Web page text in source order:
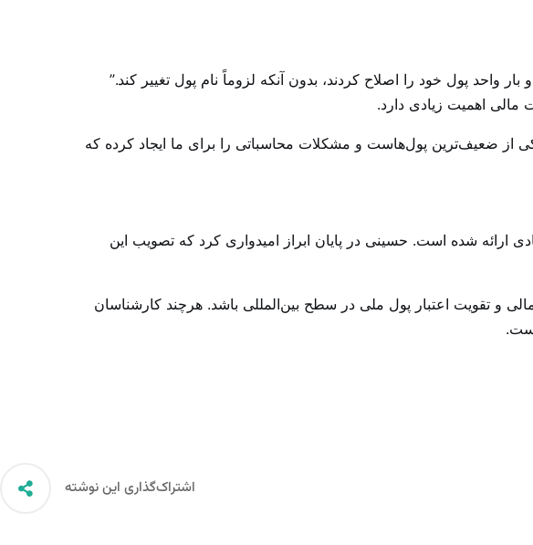
با اشاره به تجربه کشورهای همسایه افزود: “کشورهایی مانند ترکیه در سال‌های ۲۰۰۳ و ۲۰۰۵ دو بار واحد پول خود را اصلاح کردند، بدون آنکه لزوماً نام پول تغییر کند.”
اهمیت زیادی دارد.
از ضعیف‌ترین پول‌هاست و مشکلات محاسباتی را برای ما ایجاد کرده که
ارائه شده است. حسینی در پایان ابراز امیدواری کرد که تصویب این
و تقویت اعتبار پول ملی در سطح بین‌المللی باشد. هرچند کارشناسان
اشتراک‌گذاری این نوشته